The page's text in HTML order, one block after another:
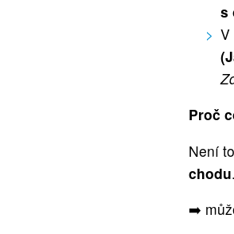
s
V
Proč
Není
chodu
➡️